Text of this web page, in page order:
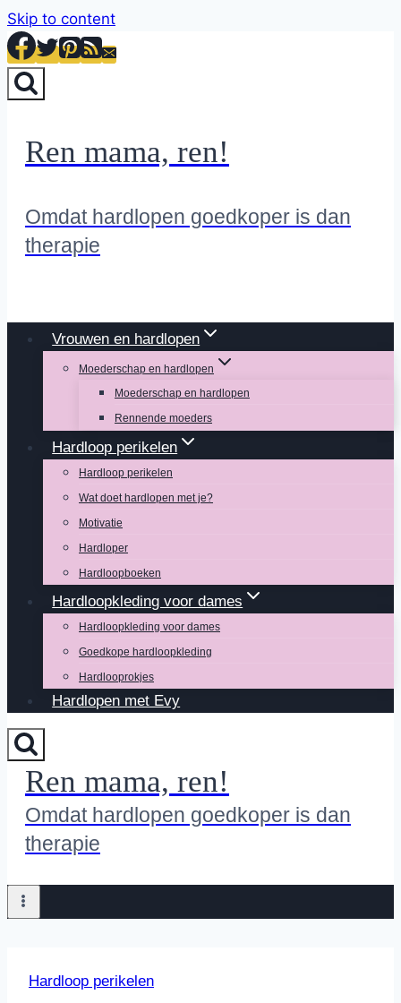
Skip to content
Ren mama, ren!
Omdat hardlopen goedkoper is dan
therapie
Vrouwen en hardlopen
Moederschap en hardlopen
Moederschap en hardlopen
Rennende moeders
Hardloop perikelen
Hardloop perikelen
Wat doet hardlopen met je?
Motivatie
Hardloper
Hardloopboeken
Hardloopkleding voor dames
Hardloopkleding voor dames
Goedkope hardloopkleding
Hardlooprokjes
Hardlopen met Evy
Ren mama, ren!
Omdat hardlopen goedkoper is dan
therapie
Hardloop perikelen